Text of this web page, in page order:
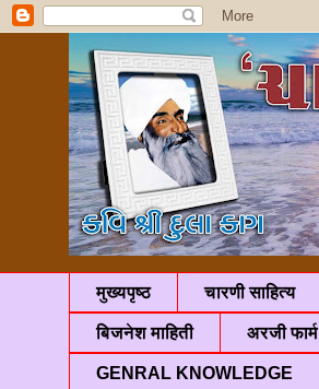
मुख्यपृष्ठ चारणी साहित्य
बिजनेश माहिती अरजी फार्म
GENRAL KNOWLEDGE